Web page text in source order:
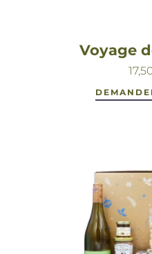
Voyage